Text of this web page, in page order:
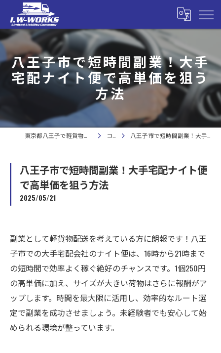
八王子市で短時間副業！大手
宅配ナイト便で高単価を狙う
方法
コラム 八王子市で短時間副業！大手宅配ナイト便で高単価を狙う方法
八王子市で短時間副業！大手宅配ナイト便
で高単価を狙う方法
2025/05/21
副業として軽貨物配送を考えている方に朗報です！八王
子市での大手宅配会社のナイト便は、16時から21時まで
の短時間で効率よく稼ぐ絶好のチャンスです。1個250円
の高単価に加え、サイズが大きい荷物はさらに報酬がア
ップします。時間を最大限に活用し、効率的なルート選
定で副業を成功させましょう。未経験者でも安心して始
められる環境が整っています。